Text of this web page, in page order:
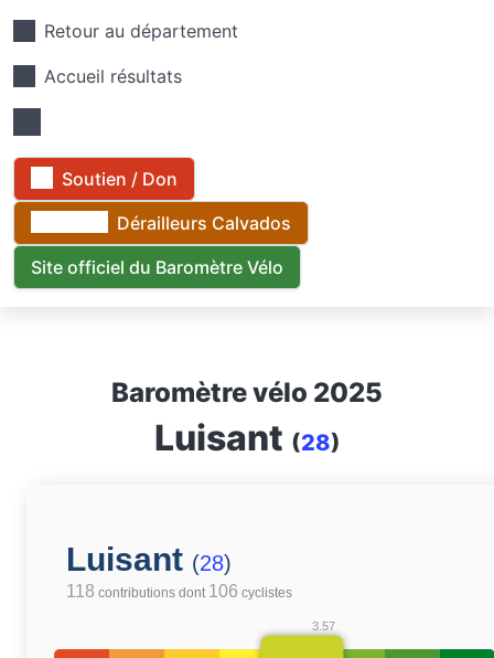
Retour au département
Accueil résultats
Soutien / Don
Dérailleurs Calvados
Site officiel du Baromètre Vélo
Baromètre vélo 2025
Luisant (28)
Luisant (28)
118 contributions dont 106 cyclistes
3.57